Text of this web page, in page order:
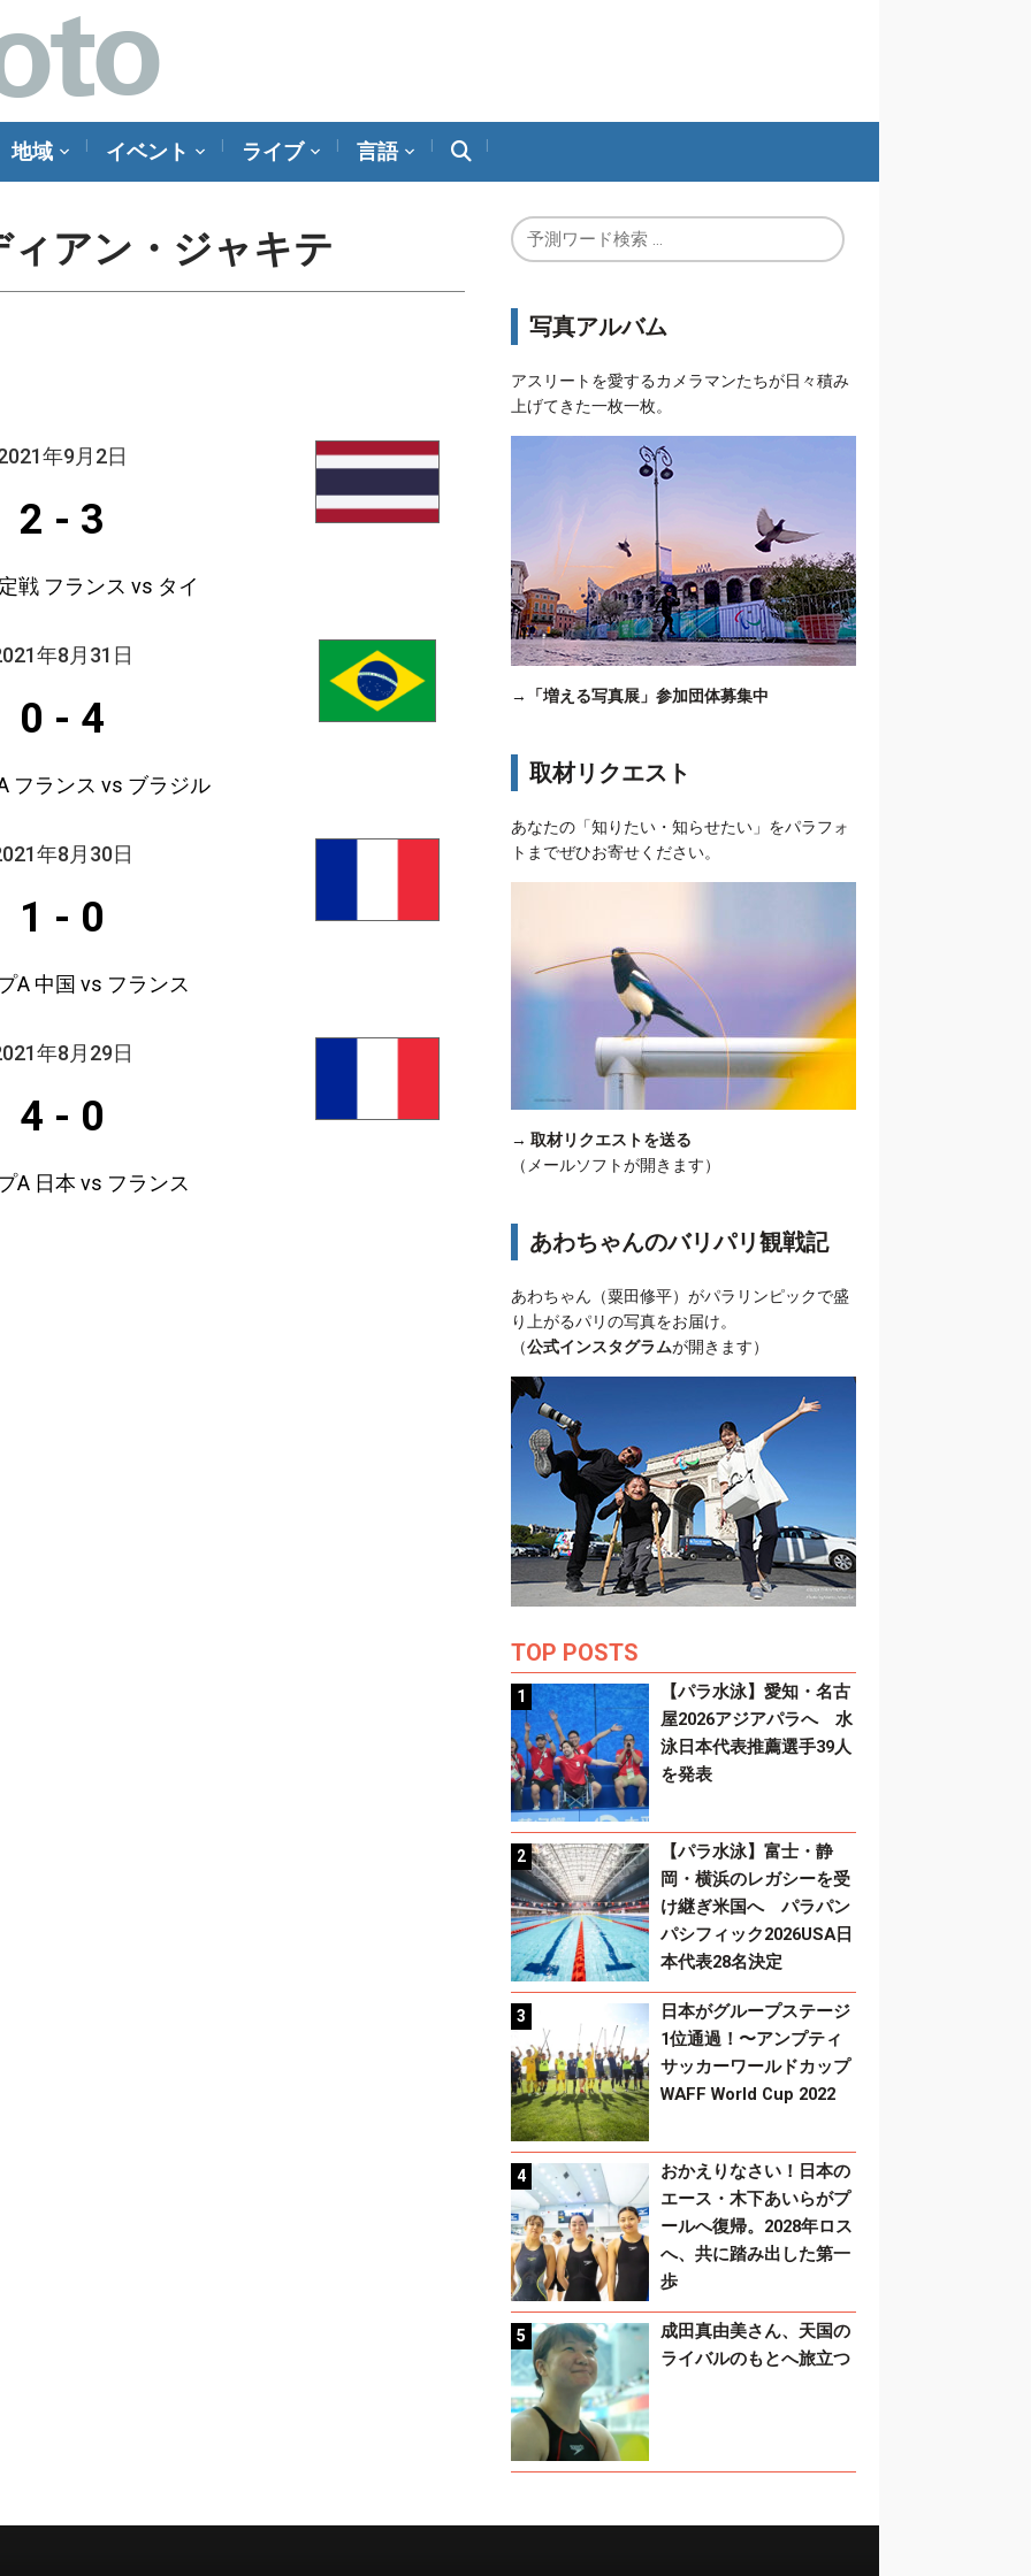
地域 イベント ライブ 言語
アン・ジャキテ
年9月2日
2 - 3
戦 フランス vs タイ
年8月31日
0 - 4
フランス vs ブラジル
年8月30日
1 - 0
A 中国 vs フランス
年8月29日
4 - 0
A 日本 vs フランス
写真アルバム
アスリートを愛するカメラマンたちが日々積み
上げてきた一枚一枚。
→ 「増える写真展」参加団体募集中
取材リクエスト
あなたの「知りたい・知らせたい」をパラフォ
トまでぜひお寄せください。
→ 取材リクエストを送る
（メールソフトが開きます）
あわちゃんのバリパリ観戦記
あわちゃん（粟田修平）がパラリンピックで盛
り上がるパリの写真をお届け。
（公式インスタグラムが開きます）
TOP POSTS
【パラ水泳】愛知・名古
屋2026アジアパラへ 水
泳日本代表推薦選手39人
を発表
【パラ水泳】富士・静
岡・横浜のレガシーを受
け継ぎ米国へ パラパン
パシフィック2026USA日
本代表28名決定
日本がグループステージ
1位通過！〜アンプティ
サッカーワールドカップ
WAFF World Cup 2022
おかえりなさい！日本の
エース・木下あいらがプ
ールへ復帰。2028年ロス
へ、共に踏み出した第一
歩
成田真由美さん、天国の
ライバルのもとへ旅立つ